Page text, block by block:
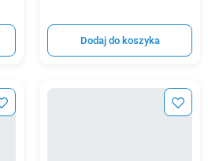
Dodaj do koszyka